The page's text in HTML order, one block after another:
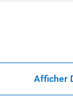
Afficher